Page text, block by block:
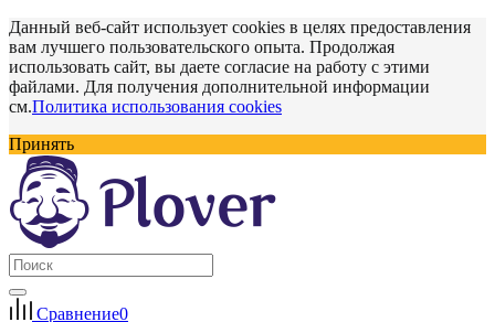
Данный веб-сайт использует cookies в целях предоставления
вам лучшего пользовательского опыта. Продолжая
использовать сайт, вы даете согласие на работу с этими
файлами. Для получения дополнительной информации
см.Политика использования cookies
Принять
Сравнение0